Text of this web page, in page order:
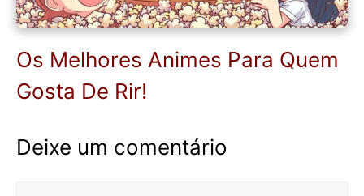
Os Melhores Animes Para Quem
Gosta De Rir!
Deixe um comentário